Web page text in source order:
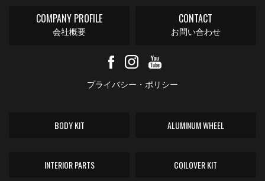
COMPANY PROFILE
会社概要
CONTACT
お問い合わせ
プライバシー・ポリシー
BODY KIT ALUMINUM WHEEL
INTERIOR PARTS COILOVER KIT